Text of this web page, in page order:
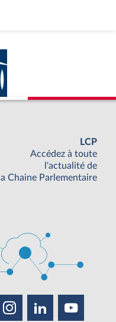
LCP
Accédez à toute
l'actualité de
la Chaine Parlementaire